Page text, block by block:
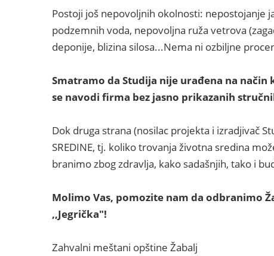
Postoji još nepovoljnih okolnosti: nepostojanje
podzemnih voda, nepovoljna ruža vetrova
deponije, blizina silosa...Nema ni ozbiljne
Smatramo da Studija nije urađena na
se navodi firma bez jasno prikazanih
Dok druga strana (nosilac projekta i izradjivač
SREDINE, tj. koliko trovanja životna sredina
branimo zbog zdravlja, kako sadašnjih, tako i
Molimo Vas, pomozite nam da odbranimo
,,Jegrička"!
Zahvalni meštani opštine Žabalj